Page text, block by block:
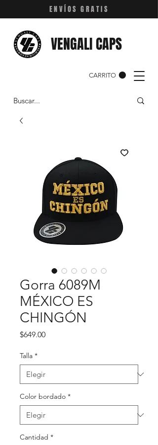
ENVÍOS GRATIS
CARRITO
VENGALI CAPS
Gorra 6089M
MÉXICO ES
CHINGÓN
$649.00Precio
Talla *
Color bordado *
Cantidad *